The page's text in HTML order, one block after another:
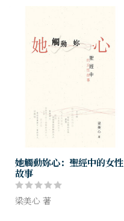
她觸動妳心：聖經中的女性
故事
梁美心 著